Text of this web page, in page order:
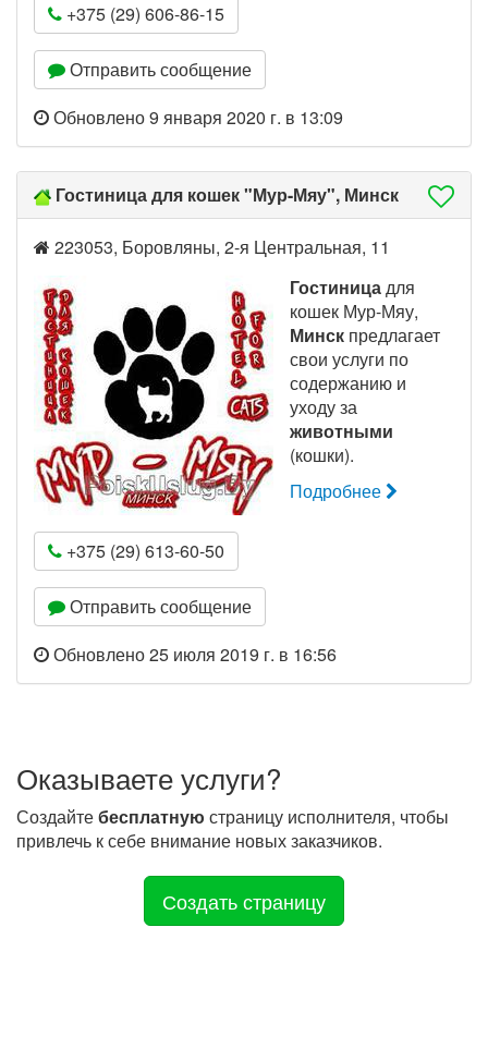
+375 (29) 606-86-15
Отправить сообщение
Обновлено 9 января 2020 г. в 13:09
Гостиница для кошек "Мур-Мяу", Минск
223053, Боровляны, 2-я Центральная, 11
Гостиницадля
кошек Мур-Мяу,
Минск предлагает
свои услуги по
содержанию и
уходу за
животными
(кошки).
Подробнее
+375 (29) 613-60-50
Отправить сообщение
Обновлено 25 июля 2019 г. в 16:56
Оказываете услуги?
Создайтебесплатную страницу исполнителя, чтобы
привлечь к себе внимание новых заказчиков.
Создать страницу